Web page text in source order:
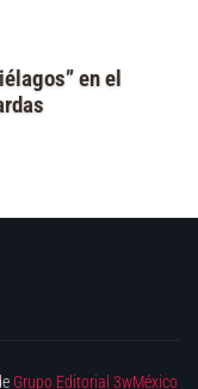
en el
Grupo Editorial 3wMéxico